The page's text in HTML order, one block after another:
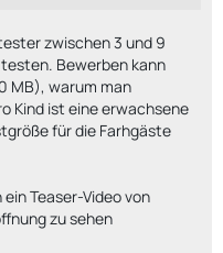
zwischen 3 und 9
Bewerben kann
MB), warum man
Kind ist eine erwachsene
für die Farhgäste
Teaser-Video von
zu sehen